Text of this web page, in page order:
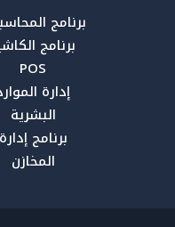
برنامج المحاسبة
برنامج الكاشير
POS
إدارة الموارد
البشرية
برنامج إدارة
المخازن